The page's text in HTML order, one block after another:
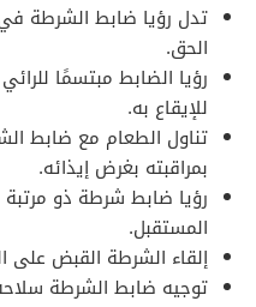
تدل رؤيا ضابط الشرطة
الحق.
رؤيا الضابط مبتسمًا
للإيقاع به.
تناول الطعام مع ضابط
بمراقبته بغرض إيذائه.
رؤيا ضابط شرطة ذو
المستقبل.
إلقاء الشرطة القبض على
توجيه ضابط الشرطة